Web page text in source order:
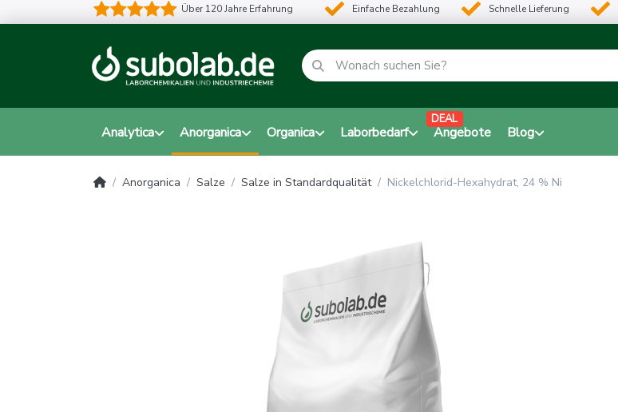
Über 120 Jahre Erfahrung Einfache Bezahlung Schnelle Lieferung
Analytica Anorganica Organica Laborbedarf Angebote
DEAL
Blog
Anorganica Salze Salze in Standardqualität Nickelchlorid-Hexahydrat, 24 % Ni